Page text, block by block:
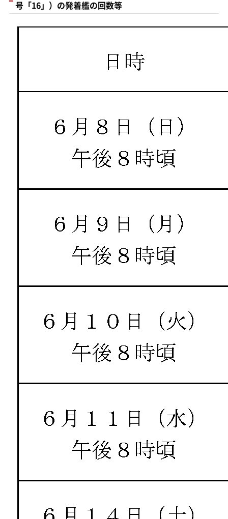
号「16」）の発着艦の回数等